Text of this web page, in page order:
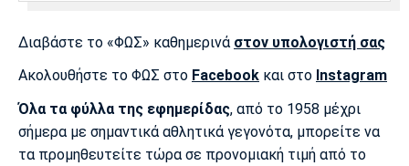
Διαβάστε το «ΦΩΣ» καθημερινά στον υπολογιστή σας
Ακολουθήστε το ΦΩΣ στο Facebook και στο Instagram
Όλα τα φύλλα της εφημερίδας, από το 1958 μέχρι
σήμερα με σημαντικά αθλητικά γεγονότα, μπορείτε να
τα προμηθευτείτε τώρα σε προνομιακή τιμή από το